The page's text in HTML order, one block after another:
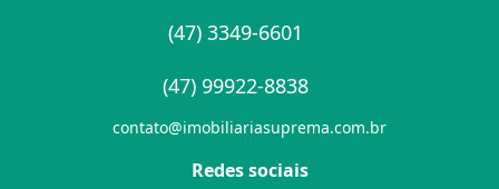
(47) 3349-6601
(47) 99922-8838
contato@imobiliariasuprema.com.br
Redes sociais